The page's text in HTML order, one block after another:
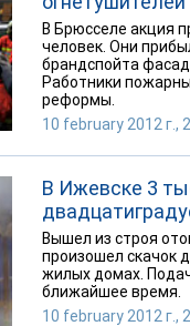
В Брюсселе акция
человек. Они
брандспойта
Работники
реформы.
10 february 2012 г.,
В Ижевске 3
Вышел из строя
произошел скачок
жилых домах.
ближайшее время.
10 february 2012 г.,